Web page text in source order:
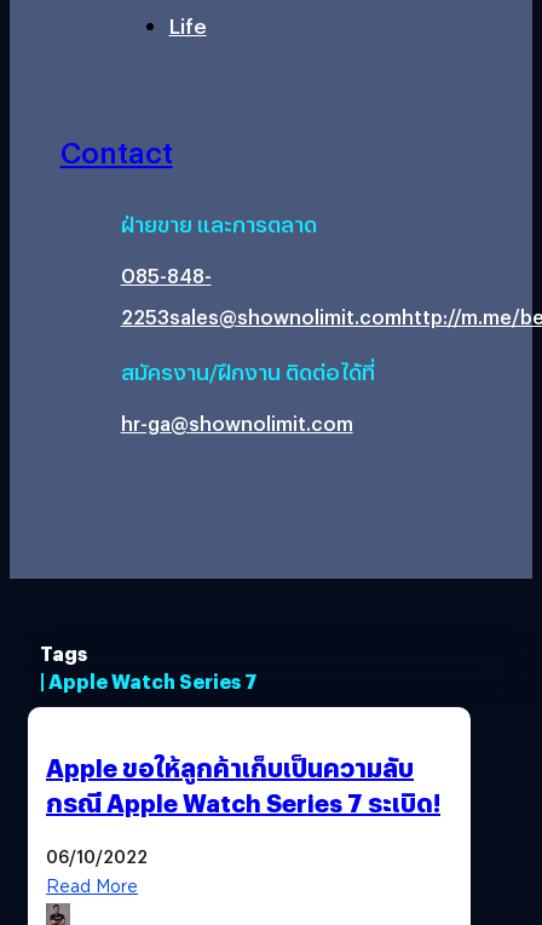
Life
Contact
ฝ่ายขาย และการตลาด
085-848-
2253sales@shownolimit.comhttp://m.me/
สมัครงาน/ฝึกงาน ติดต่อได้ที่
hr-ga@shownolimit.com
Tags
| Apple Watch Series 7
Apple ขอให้ลูกค้าเก็บเป็นความลับ
กรณี Apple Watch Series 7 ระเบิด!
06/10/2022
Read More